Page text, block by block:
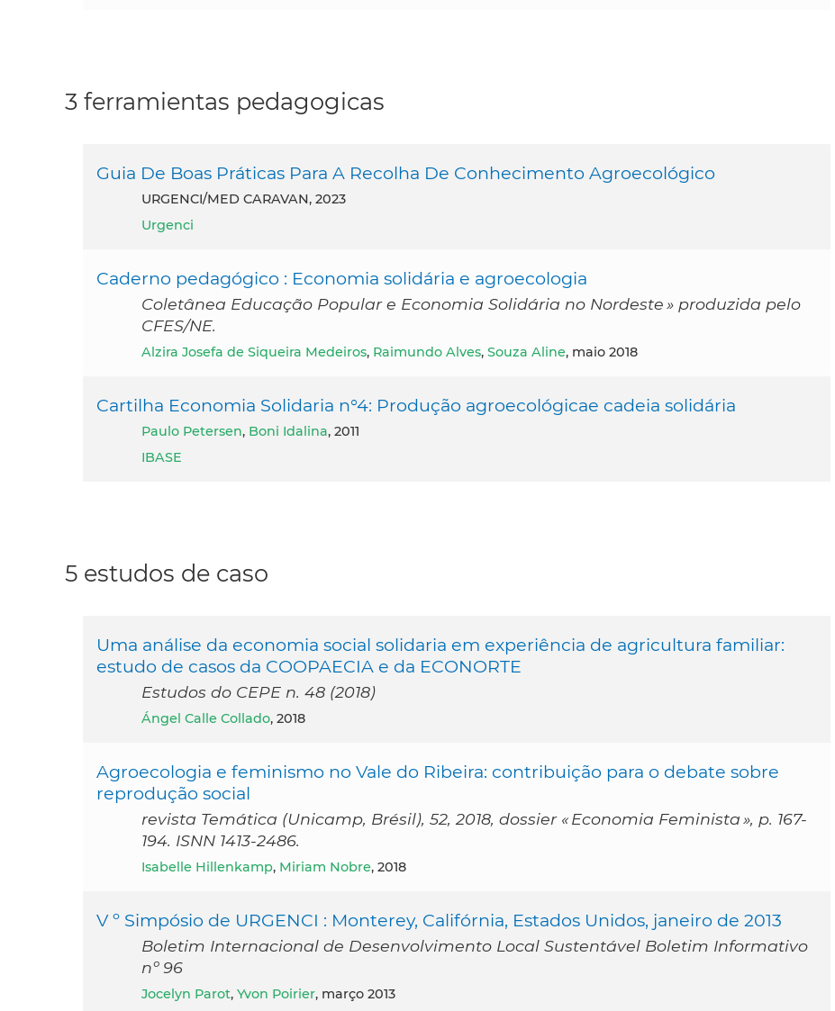
3 ferramientas pedagogicas
Guia De Boas Práticas Para A Recolha De Conhecimento Agroecológico
URGENCI/MED CARAVAN, 2023
Urgenci
Caderno pedagógico : Economia solidária e agroecologia
Coletânea Educação Popular e Economia Solidária no Nordeste » produzida pelo
CFES/NE.
Alzira Josefa de Siqueira Medeiros, Raimundo Alves, Souza Aline, maio 2018
Cartilha Economia Solidaria n°4: Produção agroecológicae cadeia solidária
Paulo Petersen, Boni Idalina, 2011
IBASE
5 estudos de caso
Uma análise da economia social solidaria em experiência de agricultura familiar:
estudo de casos da COOPAECIA e da ECONORTE
Estudos do CEPE n. 48 (2018)
Ángel Calle Collado, 2018
Agroecologia e feminismo no Vale do Ribeira: contribuição para o debate sobre
reprodução social
revista Temática (Unicamp, Brésil), 52, 2018, dossier « Economia Feminista », p. 167-
194. ISNN 1413-2486.
Isabelle Hillenkamp, Miriam Nobre, 2018
V º Simpósio de URGENCI : Monterey, Califórnia, Estados Unidos, janeiro de 2013
Boletim Internacional de Desenvolvimento Local Sustentável Boletim Informativo
nº 96
Jocelyn Parot, Yvon Poirier, março 2013